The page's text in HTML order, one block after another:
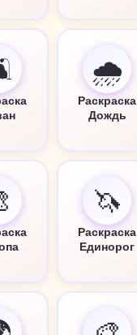
🌧️
Раскраска
Дождь
🦄
Раскраска
Единорог